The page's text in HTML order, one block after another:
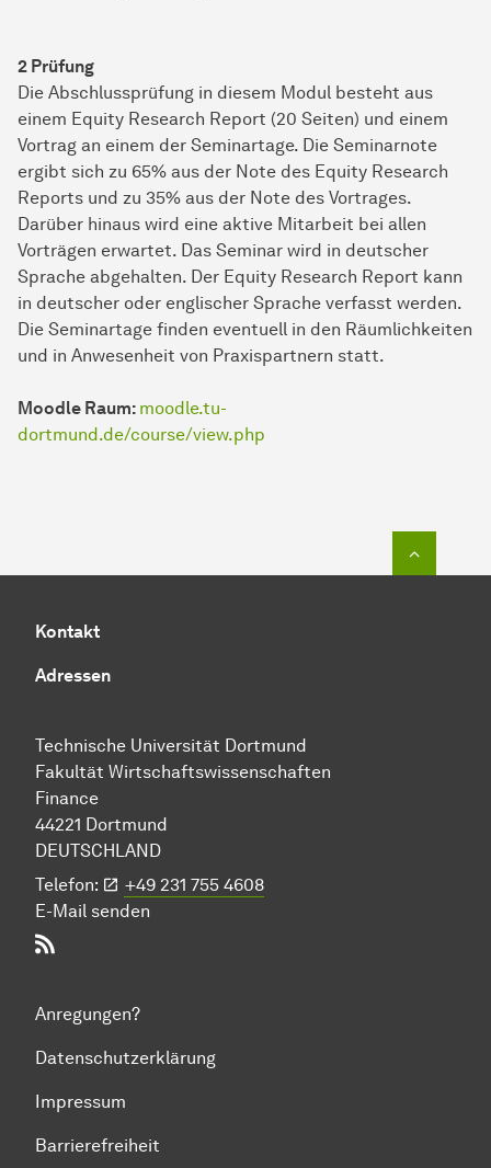
2 Prüfung
Die Abschlussprüfung in diesem Modul besteht aus
einem Equity Research Report (20 Seiten) und einem
Vortrag an einem der Seminartage. Die Seminarnote
ergibt sich zu 65% aus der Note des Equity Research
Reports und zu 35% aus der Note des Vortrages.
Darüber hinaus wird eine aktive Mitarbeit bei allen
Vorträgen erwartet. Das Seminar wird in deutscher
Sprache abgehalten. Der Equity Research Report kann
in deutscher oder englischer Sprache verfasst werden.
Die Seminartage finden eventuell in den Räumlichkeiten
und in Anwesenheit von Praxispartnern statt.
Moodle Raum: moodle.tu-
dortmund.de/course/view.php
Kontakt
Adressen
Technische Uni­ver­si­tät Dort­mund
Fakultät Wirtschafts­wissen­schaften
Finance
44221 Dort­mund
DEUTSCHLAND
Telefon:
+49 231 755 4608
E-Mail senden
Anregungen?
Datenschutzerklärung
Impressum
Barrierefreiheit